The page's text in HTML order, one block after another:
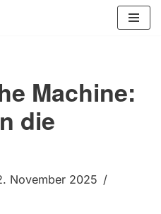
Machine:
die
November 2025